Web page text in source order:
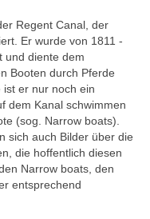
Regent Canal, der
Er wurde von 1811 -
und diente dem
Booten durch Pferde
er nur noch ein
dem Kanal schwimmen
(sog. Narrow boats).
sich auch Bilder über die
die hoffentlich diesen
Narrow boats, den
entsprechend